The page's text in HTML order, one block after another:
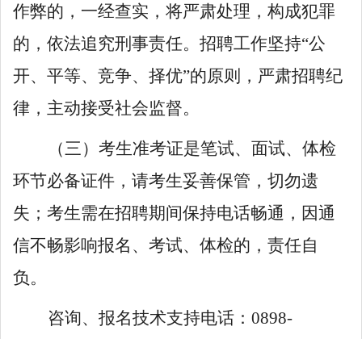
作弊的，一经查实，将严肃处理，构成犯罪
的，依法追究刑事责任。招聘工作坚持“公
开、平等、竞争、择优”的原则，严肃招聘纪
律，主动接受社会监督。
（三） 考生准考证是笔试、面试、体检
环节必备证件，请考生妥善保管，切勿遗
失；考生需在招聘期间保持电话畅通，因通
信不畅影响报名、考试、体检的，责任自
负。
咨询、报名技术支持电话： 0898-